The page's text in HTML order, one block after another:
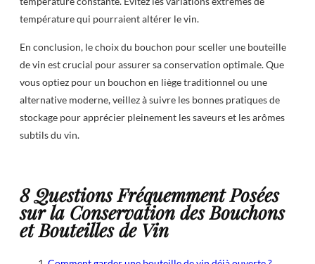
température qui pourraient altérer le vin.
En conclusion, le choix du bouchon pour sceller une bouteille
de vin est crucial pour assurer sa conservation optimale. Que
vous optiez pour un bouchon en liège traditionnel ou une
alternative moderne, veillez à suivre les bonnes pratiques de
stockage pour apprécier pleinement les saveurs et les arômes
subtils du vin.
8 Questions Fréquemment Posées
sur la Conservation des Bouchons
et Bouteilles de Vin